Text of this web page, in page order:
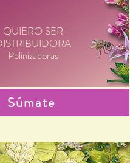
QUIERO SER
Polinizadoras
Súmate